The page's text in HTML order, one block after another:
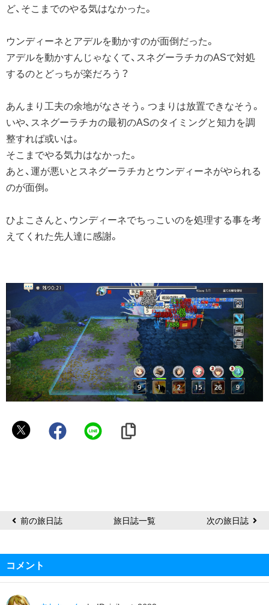
ど、そこまでのやる気はなかった。
ウンディーネとアデルを動かすのが面倒だった。
アデルを動かすんじゃなくて、スネグーラチカのASで対処
するのとどっちが楽だろう？
あんまり工夫の余地がなさそう。つまりは放置できなそう。
いや、スネグーラチカの最初のASのタイミングと知力を調
整すれば或いは。
そこまでやる気力はなかった。
あと、運が悪いとスネグーラチカとウンディーネがやられる
のが面倒。
ひよこさんと、ウンディーネでちっこいのを処理する事を考
えてくれた先人達に感謝。
っ
前の旅日誌 旅日誌一覧 次の旅日誌
コメント